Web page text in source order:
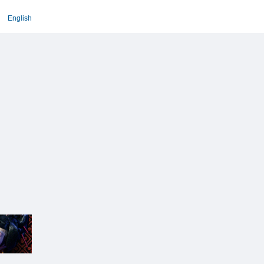
English